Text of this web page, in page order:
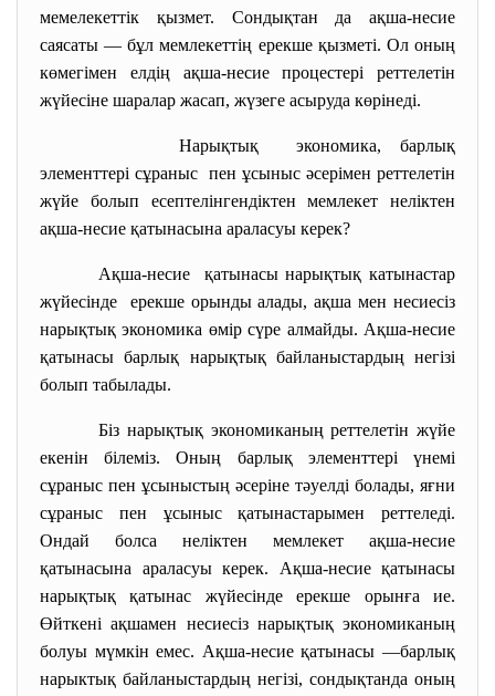
мемелекеттік қызмет. Сондықтан да ақша-несие
саясаты — бұл мемлекеттің ерекше қызметі. Ол оның
көмегімен елдің ақша-несие процестері реттелетін
жүйесіне шаралар жасап, жүзеге асыруда көрінеді.
Нарықтық экономика, барлық
элементтері сұраныс пен ұсыныс әсерімен реттелетін
жүйе болып есептелінгендіктен мемлекет неліктен
ақша-несие қатынасына араласуы керек?
Ақша-несие қатынасы нарықтық катынастар
жүйесінде ерекше орынды алады, ақша мен несиесіз
нарықтық экономика өмір сүре алмайды. Ақша-несие
қатынасы барлық нарықтық байланыстардың негізі
болып табылады.
Біз нарықтық экономиканың реттелетін жүйе
екенін білеміз. Оның барлық элементтері үнемі
сұраныс пен ұсыныстың әсеріне тәуелді болады, яғни
сұраныс пен ұсыныс қатынастарымен реттеледі.
Ондай болса неліктен мемлекет ақша-несие
қатынасына араласуы керек. Ақша-несие қатынасы
нарықтық қатынас жүйесінде ерекше орынға ие.
Өйткені ақшамен несиесіз нарықтық экономиканың
болуы мүмкін емес. Ақша-несие қатынасы —барлық
нарыктық байланыстардың негізі, сондықтанда оның